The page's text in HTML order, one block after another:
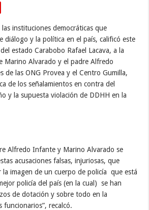
instituciones democráticas que
diálogo y la política en el país, calificó este
estado Carabobo Rafael Lacava, a la
Marino Alvarado y el padre Alfredo
de las ONG Provea y el Centro Gumilla,
de los señalamientos en contra del
y la supuesta violación de DDHH en la
Alfredo Infante y Marino Alvarado se
acusaciones falsas, injuriosas, que
imagen de un cuerpo de policía que está
policía del país (en la cual) se han
de dotación y sobre todo en la
recalcó.